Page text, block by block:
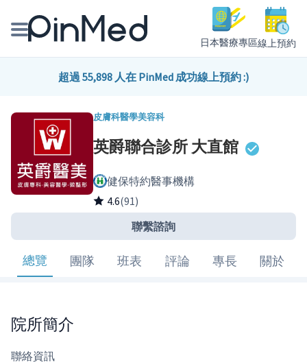
日本醫療專區線上預約
線上預約醫師、院所
醫師專欄專訪
健康主題館
我是醫療人員
超過 55,898 人在 PinMed 成功線上預約 :)
皮膚科醫學美容科
英爵聯合診所 大直館
健保特約醫事機構
4.6(91)
聯繫諮詢
總覽 團隊 班表 評論 專長 關於
院所簡介
聯絡資訊